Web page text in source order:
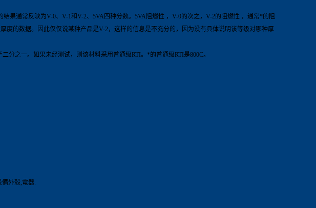
通常反映为V-0、V-1和V-2、5VA四种分数。5VA阻燃性 ，V-0的次之，V-2的阻燃性 ，通常*的阻
的数据。因此仅仅说某种产品是V-2，这样的信息是不充分的，因为没有具体说明该等级对哪种厚
分之一。如果未经测试，则该材料采用普通级RTI。*的普通级RTI是800C。
外殼,電器.